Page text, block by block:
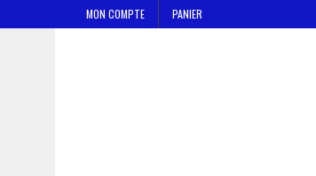
MON COMPTE PANIER